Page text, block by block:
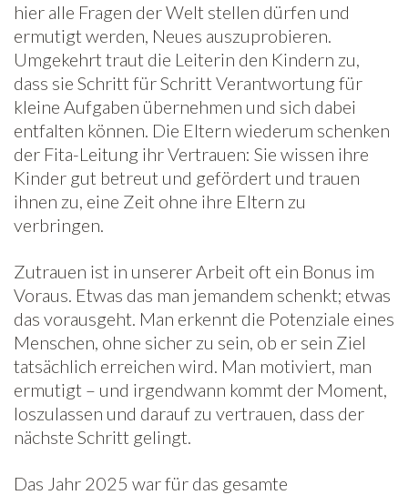
hier alle Fragen der Welt stellen dürfen und
ermutigt werden, Neues auszuprobieren.
Umgekehrt traut die Leiterin den Kindern zu,
dass sie Schritt für Schritt Verantwortung für
kleine Aufgaben übernehmen und sich dabei
entfalten können. Die Eltern wiederum schenken
der Fita-Leitung ihr Vertrauen: Sie wissen ihre
Kinder gut betreut und gefördert und trauen
ihnen zu, eine Zeit ohne ihre Eltern zu
verbringen.
Zutrauen ist in unserer Arbeit oft ein Bonus im
Voraus. Etwas das man jemandem schenkt; etwas
das vorausgeht. Man erkennt die Potenziale eines
Menschen, ohne sicher zu sein, ob er sein Ziel
tatsächlich erreichen wird. Man motiviert, man
ermutigt – und irgendwann kommt der Moment,
loszulassen und darauf zu vertrauen, dass der
nächste Schritt gelingt.
Das Jahr 2025 war für das gesamte